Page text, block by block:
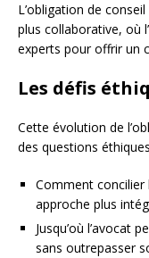
L’obligation de
plus collaborative, où
experts pour offrir un
Les défis
Cette évolution de
des questions
Comment concilier
approche plus
Jusqu’où l’avocat
sans outrepasser